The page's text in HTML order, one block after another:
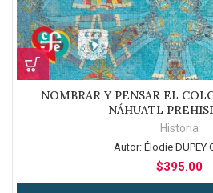
NOMBRAR Y PENSAR EL
NÁHUATL
Historia
Autor:Élodie DUPEY
$395.00